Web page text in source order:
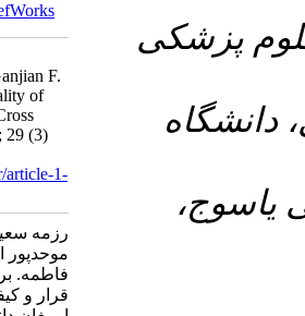
Mendeley
Razmeh S, Sattar F, Ahmadi S,
Movahedpour A, Taghavian L, Ganjian F.
Restless Legs Syndrome and Quality of
Sleep in Pre-diabetic Patients: A Cross
Sectional Study. armaghanj 2024; 29 (3)
URL:http://armaghanj.yums.ac.ir/article-1-
رزمه سعید، ستار فاطمه، احمدی مجید،
موحدپور احمد، تقویان لاله، گنجیانی
فاطمه. بررسی ارتباط بین سندرم پای بی
قرار و کیفیت خواب در بیماران پره دیابتی.